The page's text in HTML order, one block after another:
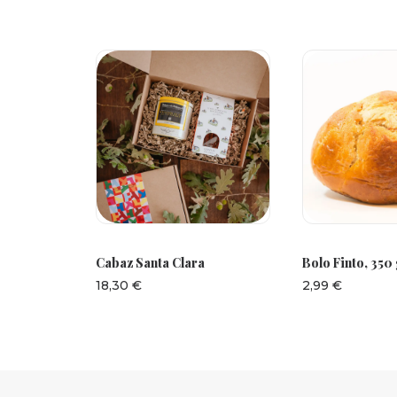
Cabaz Santa Clara
18,30 €
Bolo Finto, 350
2,99 €